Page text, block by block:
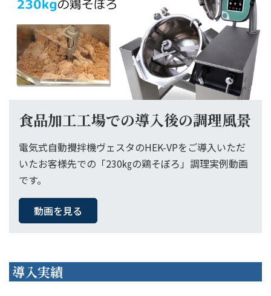
食品加工工場での導入後の調理風景
電気式自動攪拌機ヴェスタのHEK-VPをご導入いただ
いたお客様先での「230㎏の鶏そぼろ」調理実例動画
です。
動画を見る
導入実績